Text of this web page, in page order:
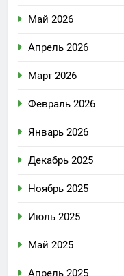
Май 2026
Апрель 2026
Март 2026
Февраль 2026
Январь 2026
Декабрь 2025
Ноябрь 2025
Июль 2025
Май 2025
Апрель 2025